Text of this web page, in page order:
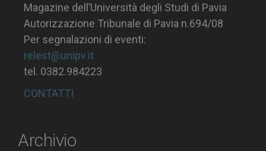
Magazine dell’Università degli Studi di Pavia
Autorizzazione Tribunale di Pavia n.694/08
Per segnalazioni di eventi:
relest@unipv.it
tel. 0382.984223
CONTATTI
Archivio